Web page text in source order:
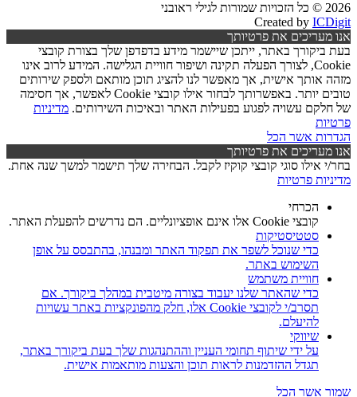
2026 © כל הזכויות שמורות לגילי ראובני
Created by ICDigit
אנו מעריכים את פרטיותך
בעת ביקורך באתר, ייתכן שיישמר מידע בדפדפן שלך בצורת קובצי
Cookie, לצורך הפעלה תקינה ושיפור חוויית הגלישה. המידע לרוב אינו
מזהה אותך אישית, אך מאפשר לנו להציג תוכן מותאם ולספק שירותים
טובים יותר. באפשרותך לבחור אילו קובצי Cookie לאפשר, אך חסימה
של חלקם עשויה לפגוע בפעילות האתר ובאיכות השירותים. מדיניות
פרטיות
הגדרות אשר הכל
אנו מעריכים את פרטיותך
בחר/י אילו סוגי קובצי קוקיז לקבל. הבחירה שלך תישמר למשך שנה אחת.
מדיניות פרטיות
הכרחי
קובצי Cookie אלו אינם אופציונליים. הם נדרשים להפעלת האתר.
סטטיסטיקות
כדי שנוכל לשפר את תפקוד האתר ומבנהו, בהתבסס על אופן
השימוש באתר.
חוויית משתמש
כדי שהאתר שלנו יעבוד בצורה מיטבית במהלך ביקורך. אם
תסרב/י לקובצי Cookie אלו, חלק מהפונקציות באתר עשויות
להיעלם.
שיווקי
על ידי שיתוף תחומי העניין וההתנהגות שלך בעת ביקורך באתר,
תגדל ההזדמנות לראות תוכן והצעות מותאמות אישית.
שמור אשר הכל